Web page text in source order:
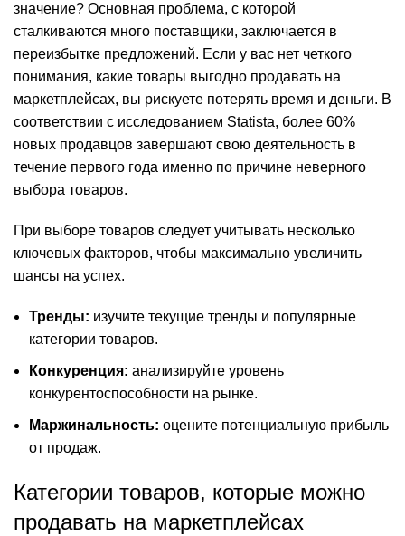
значение? Основная проблема, с которой
сталкиваются много поставщики, заключается в
переизбытке предложений. Если у вас нет четкого
понимания, какие товары выгодно продавать на
маркетплейсах, вы рискуете потерять время и деньги. В
соответствии с исследованием Statista, более 60%
новых продавцов завершают свою деятельность в
течение первого года именно по причине неверного
выбора товаров.
При выборе товаров следует учитывать несколько
ключевых факторов, чтобы максимально увеличить
шансы на успех.
Тренды: изучите текущие тренды и популярные
категории товаров.
Конкуренция: анализируйте уровень
конкурентоспособности на рынке.
Маржинальность: оцените потенциальную прибыль
от продаж.
Категории товаров, которые можно
продавать на маркетплейсах